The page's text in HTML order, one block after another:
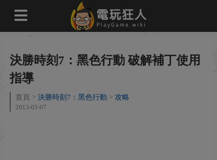
決勝時刻7：黑色行動 破解補丁使用
指導
首頁 決勝時刻7：黑色行動 攻略
2013-05-07